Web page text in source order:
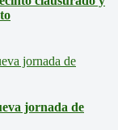
jornada de